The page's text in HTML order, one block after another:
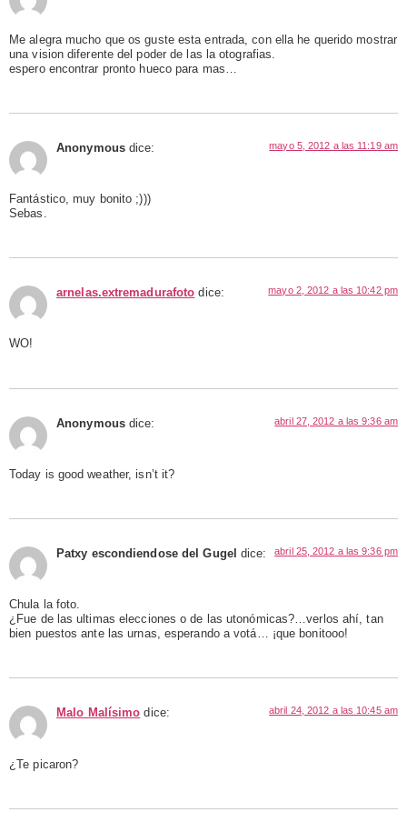
Me alegra mucho que os guste esta entrada, con ella he querido mostrar
una vision diferente del poder de las la otografias.
espero encontrar pronto hueco para mas…
Anonymous dice: mayo 5, 2012 a las 11:19 am
Fantástico, muy bonito ;)))
Sebas.
arnelas.extremadurafoto dice: mayo 2, 2012 a las 10:42 pm
WO!
Anonymous dice: abril 27, 2012 a las 9:36 am
Today is good weather, isn’t it?
Patxy escondiendose del Gugel dice: abril 25, 2012 a las 9:36 pm
Chula la foto.
¿Fue de las ultimas elecciones o de las utonómicas?…verlos ahí, tan
bien puestos ante las urnas, esperando a votá… ¡que bonitooo!
Malo Malísimo dice: abril 24, 2012 a las 10:45 am
¿Te picaron?